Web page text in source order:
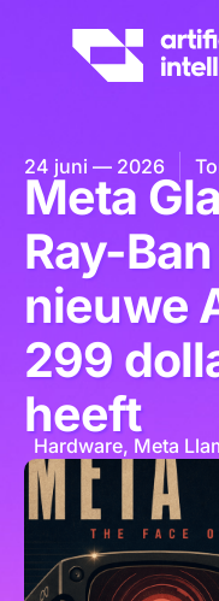
24 juni — 2026
Meta
Ray-
nieuwe
299
heeft
Hardware, Meta